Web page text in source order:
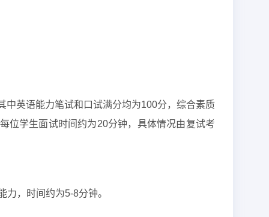
英语能力笔试和口试满分均为100分，综合素质
位学生面试时间约为20分钟，具体情况由复试考
，时间约为5-8分钟。